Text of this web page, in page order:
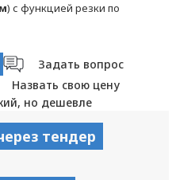
) с функцией резки по
Задать вопрос
Назвать свою цену
но дешевле
тендер